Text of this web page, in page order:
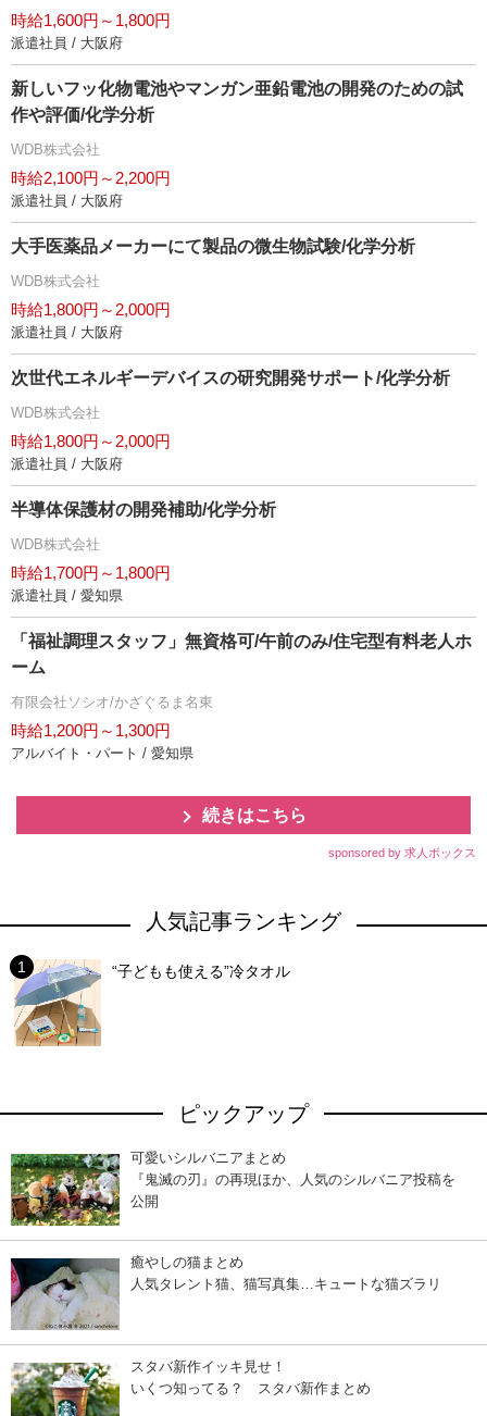
時給1,600円～1,800円
派遣社員 / 大阪府
新しいフッ化物電池やマンガン亜鉛電池の開発のための試
作や評価/化学分析
WDB株式会社
時給2,100円～2,200円
派遣社員 / 大阪府
大手医薬品メーカーにて製品の微生物試験/化学分析
WDB株式会社
時給1,800円～2,000円
派遣社員 / 大阪府
次世代エネルギーデバイスの研究開発サポート/化学分析
WDB株式会社
時給1,800円～2,000円
派遣社員 / 大阪府
半導体保護材の開発補助/化学分析
WDB株式会社
時給1,700円～1,800円
派遣社員 / 愛知県
「福祉調理スタッフ」無資格可/午前のみ/住宅型有料老人ホ
ーム
有限会社ソシオ/かざぐるま名東
時給1,200円～1,300円
アルバイト・パート / 愛知県
続きはこちら
sponsored by 求人ボックス
人気記事ランキング
“子どもも使える”冷タオル
ピックアップ
可愛いシルバニアまとめ
『鬼滅の刃』の再現ほか、人気のシルバニア投稿を
公開
癒やしの猫まとめ
人気タレント猫、猫写真集…キュートな猫ズラリ
スタバ新作イッキ見せ！
いくつ知ってる？ スタバ新作まとめ